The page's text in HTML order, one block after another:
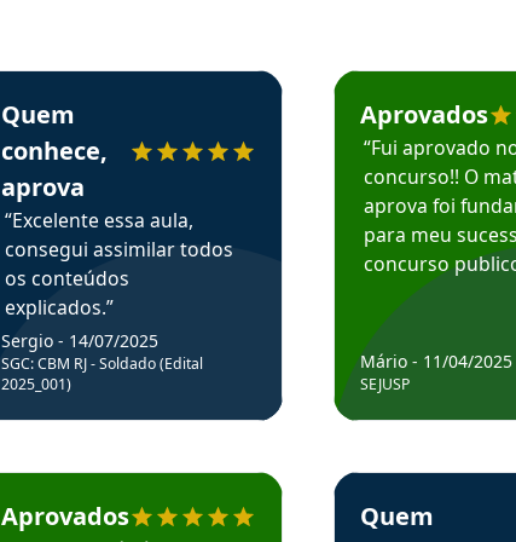
depoimento
depoimento
Sergio recomenda o Aprova Concursos em depoimento
Quem
conhece,
aprova
“Excelente essa aula,
consegui assimilar todos
os conteúdos
explicados.”
Sergio - 14/07/2025
SGC: CBM RJ - Soldado (Edital
2025_001)
Cicero recomenda o Aprova Concursos em depoimento
Aprovados
Estudante Mário
Aprovados
“Fui aprovado
concurso!! O
aprova foi
para meu
concurso
Mário - 11/04/2025
SEJUSP
Estudante Henrique
Quem